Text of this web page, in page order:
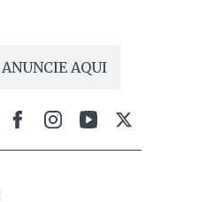
ANUNCIE AQUI